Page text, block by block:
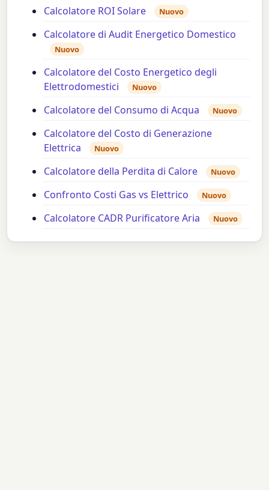
Calcolatore ROI Solare Nuovo
Calcolatore di Audit Energetico Domestico
Nuovo
Calcolatore del Costo Energetico degli
Elettrodomestici
Nuovo
Calcolatore del Consumo di Acqua Nuovo
Calcolatore del Costo di Generazione
Elettrica
Nuovo
Calcolatore della Perdita di Calore Nuovo
Confronto Costi Gas vs Elettrico Nuovo
Calcolatore CADR Purificatore Aria Nuovo